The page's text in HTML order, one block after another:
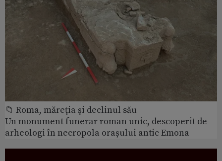
📁 Roma, măreţia şi declinul său
Un monument funerar roman unic, descoperit de
arheologi în necropola orașului antic Emona